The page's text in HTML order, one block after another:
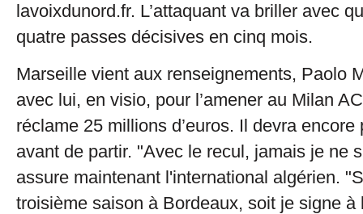
lavoixdunord.fr. L’attaquant va briller avec
quatre passes décisives en cinq mois.
Marseille vient aux renseignements, Paolo
avec lui, en visio, pour l’amener au Milan
réclame 25 millions d’euros. Il devra encore
avant de partir. "Avec le recul, jamais je ne
assure maintenant l'international algérien.
troisième saison à Bordeaux, soit je signe à